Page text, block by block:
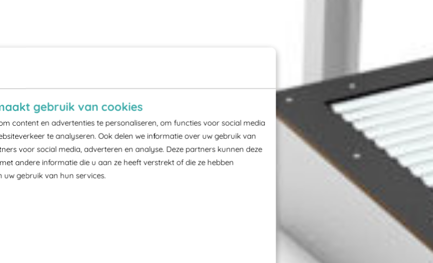
gebruik van cookies
content en advertenties te personaliseren, om functies voor social media
te analyseren. Ook delen we informatie over uw gebruik van
voor social media, adverteren en analyse. Deze partners kunnen deze
andere informatie die u aan ze heeft verstrekt of die ze hebben
uw gebruik van hun services.